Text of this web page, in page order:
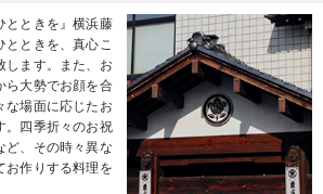
とときを』横浜藤
とときを、真心こ
します。また、お
ら大勢でお顔を合
な場面に応じたお
。四季折々のお祝
ど、その時々異な
お作りする料理を